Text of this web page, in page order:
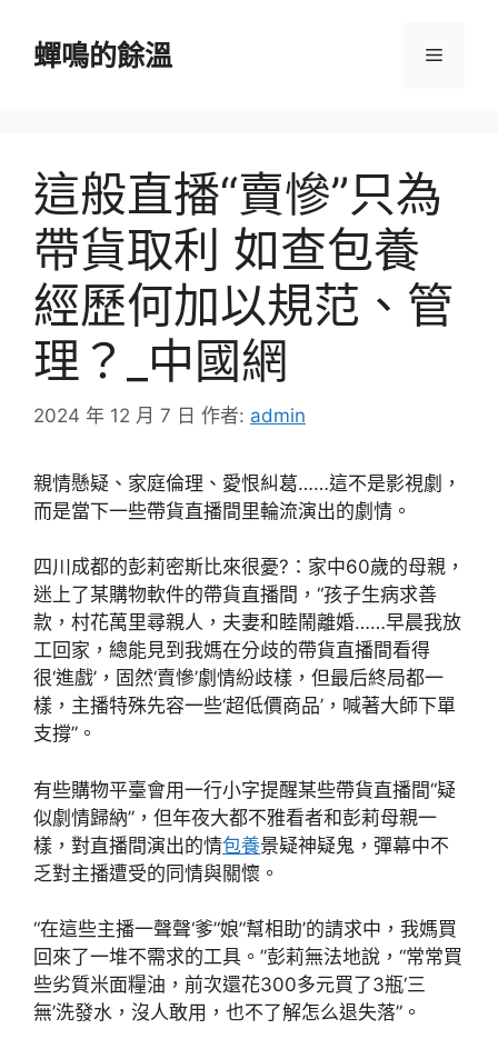
蟬鳴的餘溫 選
這般直播“賣慘”只為
帶貨取利 如查包養
經歷何加以規范、管
理？_中國網
2024 年 12 月 7 日 作者: admin
親情懸疑、家庭倫理、愛恨糾葛……這不是影視劇，
而是當下一些帶貨直播間里輪流演出的劇情。
四川成都的彭莉密斯比來很憂?：家中60歲的母親，
迷上了某購物軟件的帶貨直播間，“孩子生病求善
款，村花萬里尋親人，夫妻和睦鬧離婚……早晨我放
工回家，總能見到我媽在分歧的帶貨直播間看得
很‘進戲’，固然‘賣慘’劇情紛歧樣，但最后終局都一
樣，主播特殊先容一些‘超低價商品’，喊著大師下單
支撐”。
有些購物平臺會用一行小字提醒某些帶貨直播間“疑
似劇情歸納”，但年夜大都不雅看者和彭莉母親一
樣，對直播間演出的情包養景疑神疑鬼，彈幕中不
乏對主播遭受的同情與關懷。
“在這些主播一聲聲‘爹’‘娘’‘幫相助’的請求中，我媽買
回來了一堆不需求的工具。”彭莉無法地說，“常常買
些劣質米面糧油，前次還花300多元買了3瓶‘三
無’洗發水，沒人敢用，也不了解怎么退失落”。